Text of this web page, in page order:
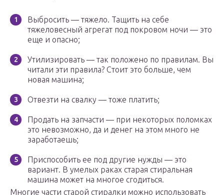
Выбросить — тяжело. Тащить на себе
тяжеловесный агрегат под покровом ночи — это
еще и опасно;
Утилизировать — так положено по правилам. Вы
читали эти правила? Стоит это больше, чем
новая машина;
Отвезти на свалку — тоже платить;
Продать на запчасти — при некоторых поломках
это невозможно, да и денег на этом много не
заработаешь;
Приспособить ее под другие нужды — это
вариант. В умелых раках старая стиральная
машина может на многое сгодиться.
Многие части старой стиралки можно использовать